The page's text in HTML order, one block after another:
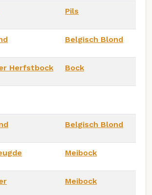
Pils
Belgisch Blond
Herfstbock Bock
Belgisch Blond
Meibock
Meibock